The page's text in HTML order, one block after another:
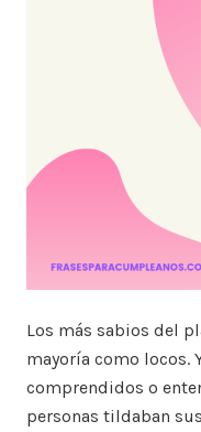
Los más sabios del
mayoría como locos.
comprendidos o
personas tildaban